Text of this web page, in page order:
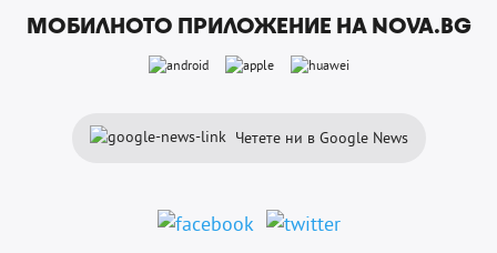
МОБИЛНОТО ПРИЛОЖЕНИЕ НА NOVA.BG
Четете ни в Google News